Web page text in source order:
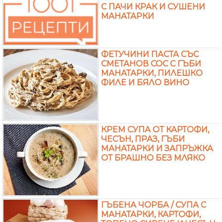
С ПАЧИ КРАК И СУШЕНИ
МАНАТАРКИ
ФЕТУЧИНИ ПАСТА СЪС
СМЕТАНОВ СОС С ГЪБИ
МАНАТАРКИ, ПИЛЕШКО
ФИЛЕ И БЯЛО ВИНО
КРЕМ СУПА ОТ КАРТОФИ,
ЧЕСЪН, ПРАЗ, ГЪБИ
МАНАТАРКИ И ЗАПРЪЖКА
ОТ БРАШНО БЕЗ МЛЯКО
ГЪБЕНА ЧОРБА / СУПА С
МАНАТАРКИ, КАРТОФИ,